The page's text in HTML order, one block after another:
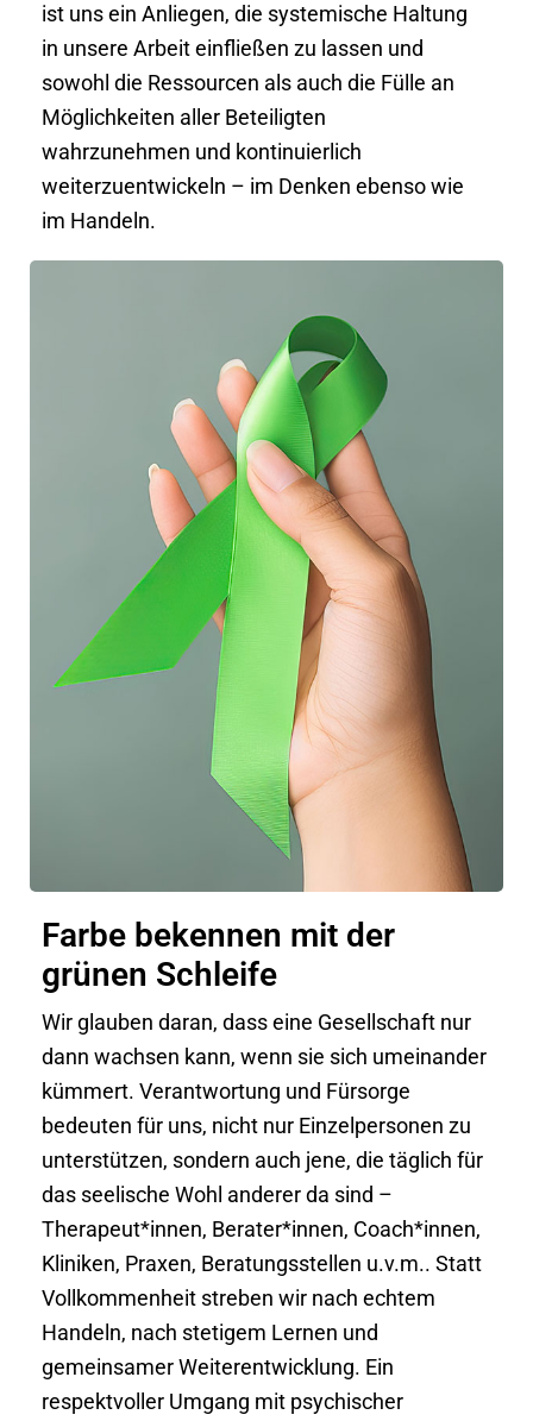
ist uns ein Anliegen, die systemische Haltung
in unsere Arbeit einfließen zu lassen und
sowohl die Ressourcen als auch die Fülle an
Möglichkeiten aller Beteiligten
wahrzunehmen und kontinuierlich
weiterzuentwickeln – im Denken ebenso wie
im Handeln.
Farbe bekennen mit der
grünen Schleife
Wir glauben daran, dass eine Gesellschaft nur
dann wachsen kann, wenn sie sich umeinander
kümmert. Verantwortung und Fürsorge
bedeuten für uns, nicht nur Einzelpersonen zu
unterstützen, sondern auch jene, die täglich für
das seelische Wohl anderer da sind –
Therapeut*innen, Berater*innen, Coach*innen,
Kliniken, Praxen, Beratungsstellen u.v.m.. Statt
Vollkommenheit streben wir nach echtem
Handeln, nach stetigem Lernen und
gemeinsamer Weiterentwicklung. Ein
respektvoller Umgang mit psychischer